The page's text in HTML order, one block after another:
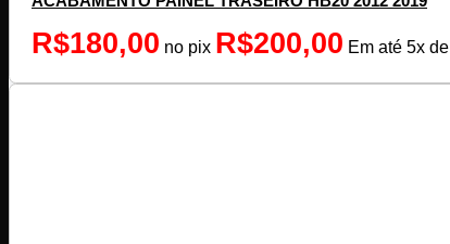
R$180,00 no pix R$200,00 Em até 5x de